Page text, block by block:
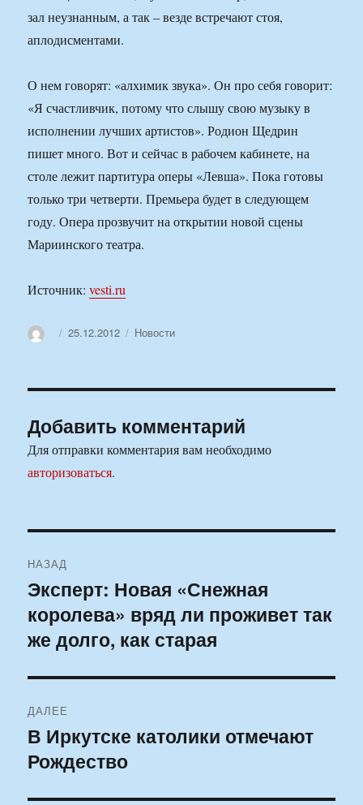
зал неузнанным, а так – везде встречают стоя,
аплодисментами.
О нем говорят: «алхимик звука». Он про себя говорит:
«Я счастливчик, потому что слышу свою музыку в
исполнении лучших артистов». Родион Щедрин
пишет много. Вот и сейчас в рабочем кабинете, на
столе лежит партитура оперы «Левша». Пока готовы
только три четверти. Премьера будет в следующем
году. Опера прозвучит на открытии новой сцены
Мариинского театра.
Источник:vesti.ru
АвторОпубликовано
25.12.2012 Рубрики
Новости
Добавить комментарий
Для отправки комментария вам необходимо
авторизоваться.
по
записям
НАЗАД
Предыдущая
запись:
Эксперт: Новая «Снежная
королева» вряд ли проживет так
же долго, как старая
ДАЛЕЕ
Следующая
запись:
В Иркутске католики отмечают
Рождество